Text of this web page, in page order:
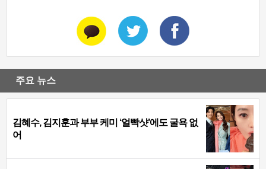
주요 뉴스
김혜수, 김지훈과 부부 케미 ‘얼빡샷’에도 굴욕 없
어